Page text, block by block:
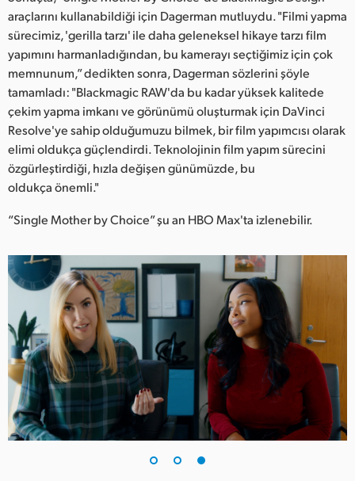
araçlarını kullanabildiği için Dagerman mutluydu. "Filmi yapma
sürecimiz, 'gerilla tarzı' ile daha geleneksel hikaye tarzı film
yapımını harmanladığından, bu kamerayı seçtiğimiz için çok
memnunum,” dedikten sonra, Dagerman sözlerini şöyle
tamamladı: "Blackmagic RAW'da bu kadar yüksek kalitede
çekim yapma imkanı ve görünümü oluşturmak için DaVinci
Resolve'ye sahip olduğumuzu bilmek, bir film yapımcısı olarak
elimi oldukça güçlendirdi. Teknolojinin film yapım sürecini
özgürleştirdiği, hızla değişen günümüzde, bu
oldukça önemli."
“Single Mother by Choice” şu an HBO Max'ta izlenebilir.